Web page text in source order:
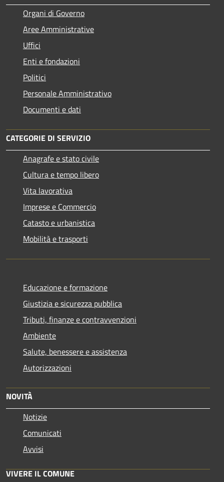
Organi di Governo
Aree Amministrative
Uffici
Enti e fondazioni
Politici
Personale Amministrativo
Documenti e dati
CATEGORIE DI SERVIZIO
Anagrafe e stato civile
Cultura e tempo libero
Vita lavorativa
Imprese e Commercio
Catasto e urbanistica
Mobilità e trasporti
Educazione e formazione
Giustizia e sicurezza pubblica
Tributi, finanze e contravvenzioni
Ambiente
Salute, benessere e assistenza
Autorizzazioni
NOVITÀ
Notizie
Comunicati
Avvisi
VIVERE IL COMUNE